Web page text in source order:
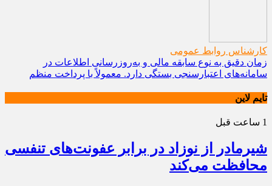
کارشناس روابط عمومی
زمان دقیق به نوع سابقه مالی و به‌روزرسانی اطلاعات در
سامانه‌های اعتبارسنجی بستگی دارد. معمولاً با پرداخت منظم
تایم لاین
1 ساعت قبل
شیرمادر از نوزاد در برابر عفونت‌های تنفسی
محافظت می‌کند